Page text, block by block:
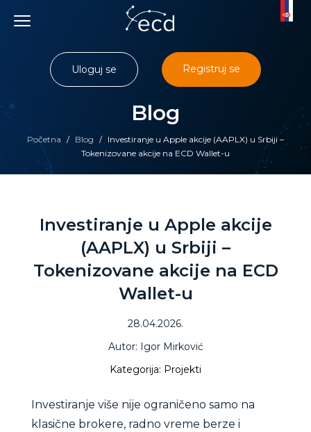
content
Početna / Blog / Investiranje u Apple akcije (AAPLX) u Srbiji –
Tokenizovane akcije na ECD Wallet-u
Blog
Uloguj se Registruj se
Investiranje u Apple akcije
(AAPLX) u Srbiji –
Tokenizovane akcije na ECD
Wallet-u
28.04.2026.
Autor: Igor Mirković
Kategorija: Projekti
Investiranje više nije ograničeno samo na
klasične brokere, radno vreme berze i